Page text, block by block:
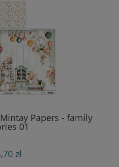
Papers - family
01
zł